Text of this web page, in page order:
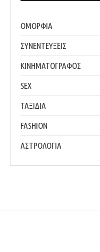
ΟΜΟΡΦΙΑ
ΣΥΝΕΝΤΕΥΞΕΙΣ
ΚΙΝΗΜΑΤΟΓΡΑΦΟΣ
SEX
ΤΑΞΙΔΙΑ
FASHION
ΑΣΤΡΟΛΟΓΙΑ